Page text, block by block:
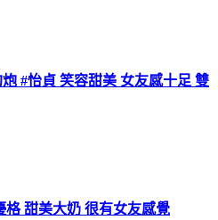
#怡貞 笑容甜美 女友感十足 雙
格 甜美大奶 很有女友感覺